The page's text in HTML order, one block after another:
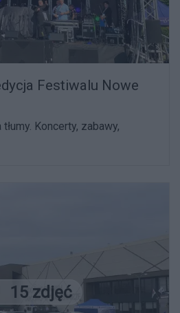
Festiwalu Nowe
Koncerty, zabawy,
Liczba zdjęć
15 zdjęć